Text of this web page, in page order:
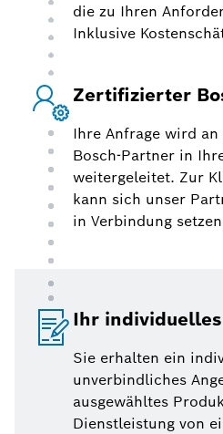
die zu Ihren
Inklusive
Zertifizierter
Ihre Anfrage wird
Bosch-Partner in
weitergeleitet. Zur
kann sich unser
in Verbindung
Ihr
Sie erhalten ein
unverbindliches
ausgewähltes
Dienstleistung von